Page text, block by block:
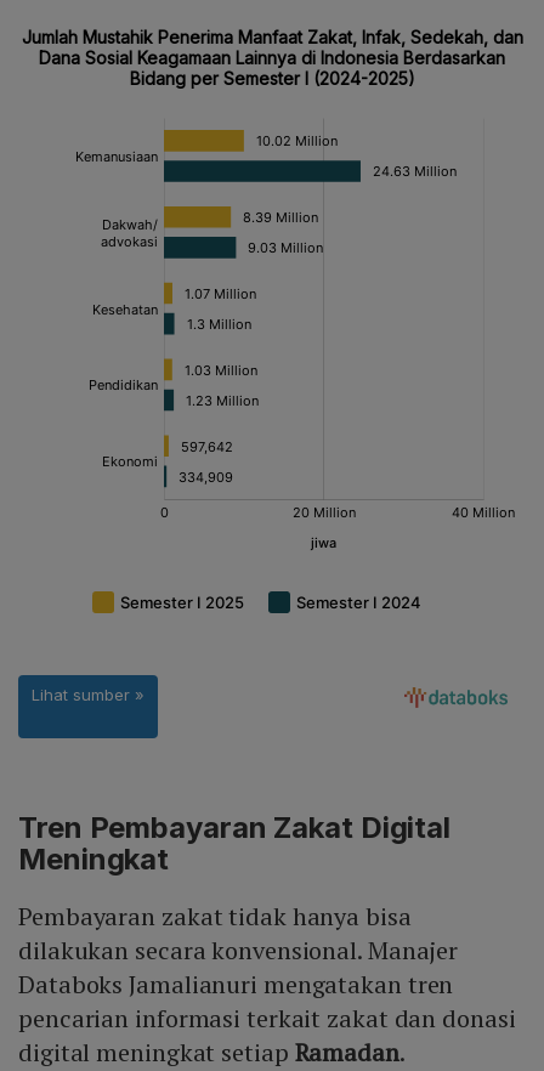
Tren Pembayaran Zakat Digital
Meningkat
Pembayaran zakat tidak hanya bisa
dilakukan secara konvensional. Manajer
Databoks Jamalianuri mengatakan tren
pencarian informasi terkait zakat dan donasi
digital meningkat setiap Ramadan.